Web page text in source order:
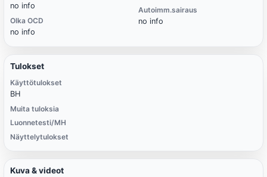
no info
Olka OCD
no info
Autoimm.sairaus
no info
Tulokset
Käyttötulokset
BH
Muita tuloksia
Luonnetesti/MH
Näyttelytulokset
Kuva & videot